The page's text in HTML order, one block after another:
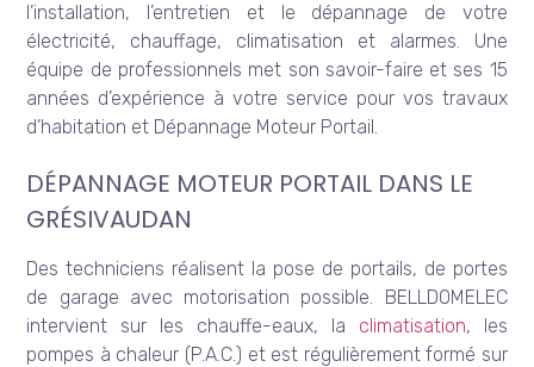
l’installation, l’entretien et le dépannage de votre
électricité, chauffage, climatisation et alarmes. Une
équipe de professionnels met son savoir-faire et ses 15
années d’expérience à votre service pour vos travaux
d’habitation et Dépannage Moteur Portail.
DÉPANNAGE MOTEUR PORTAIL DANS LE
GRÉSIVAUDAN
Des techniciens réalisent la pose de portails, de portes
de garage avec motorisation possible. BELLDOMELEC
intervient sur les chauffe-eaux, la climatisation, les
pompes à chaleur (P.A.C.) et est régulièrement formé sur